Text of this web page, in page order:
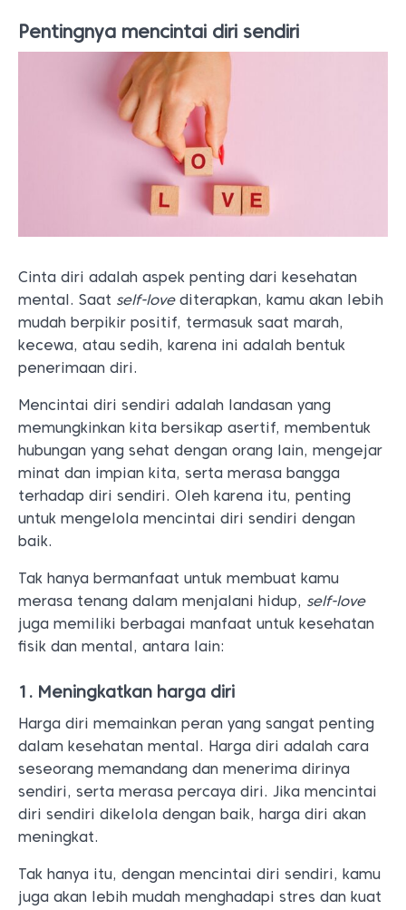
Pentingnya mencintai diri sendiri
Cinta diri adalah aspek penting dari kesehatan
mental. Saat self-lovediterapkan, kamu akan lebih
mudah berpikir positif, termasuk saat marah,
kecewa, atau sedih, karena ini adalah bentuk
penerimaan diri.
Mencintai diri sendiri adalah landasan yang
memungkinkan kita bersikap asertif, membentuk
hubungan yang sehat dengan orang lain, mengejar
minat dan impian kita, serta merasa bangga
terhadap diri sendiri. Oleh karena itu, penting
untuk mengelola mencintai diri sendiri dengan
baik.
Tak hanya bermanfaat untuk membuat kamu
merasa tenang dalam menjalani hidup, self-love
juga memiliki berbagai manfaat untuk kesehatan
fisik dan mental, antara lain:
1. Meningkatkan harga diri
Harga diri memainkan peran yang sangat penting
dalam kesehatan mental. Harga diri adalah cara
seseorang memandang dan menerima dirinya
sendiri, serta merasa percaya diri. Jika mencintai
diri sendiri dikelola dengan baik, harga diri akan
meningkat.
Tak hanya itu, dengan mencintai diri sendiri, kamu
juga akan lebih mudah menghadapi stres dan kuat